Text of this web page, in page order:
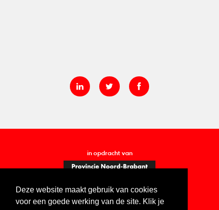
Deze website maakt gebruik van cookies
voor een goede werking van de site. Klik je
in opdracht van